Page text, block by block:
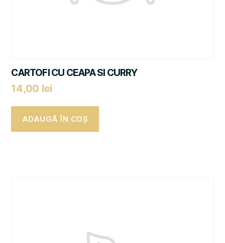
CARTOFI CU CEAPA SI CURRY
14,00 lei
ADAUGĂ ÎN COȘ